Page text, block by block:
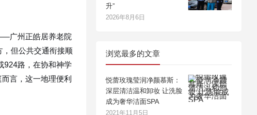
广州正皓居养老院
，但公共交通衔接顺
924路，在协和神学
言，这一地理便利
升”
2026年8月6日
浏览最多的文章
悦蕾玫瑰莹润净颜慕斯：
深层清洁温和卸妆 让洗脸
成为奢华洁面SPA
2021年11月5日